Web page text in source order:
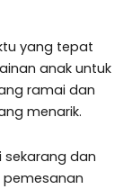
yang tepat
anak untuk
ramai dan
menarik.
sekarang dan
pemesanan